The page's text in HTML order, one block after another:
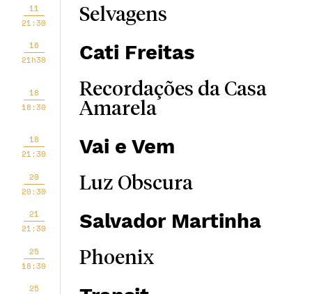
11
21:30
Selvagens
16
21h30
Cati Freitas
18
18:30
Recordações da Casa
Amarela
18
21:30
Vai e Vem
20
20:30
Luz Obscura
21
21:30
Salvador Martinha
25
18:30
Phoenix
25